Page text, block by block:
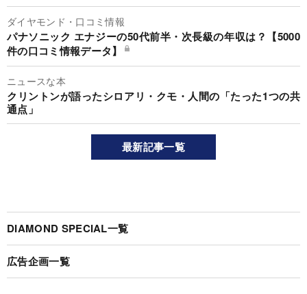
ダイヤモンド・口コミ情報
パナソニック エナジーの50代前半・次長級の年収は？【5000
件の口コミ情報データ】
ニュースな本
クリントンが語ったシロアリ・クモ・人間の「たった1つの共
通点」
最新記事一覧
DIAMOND SPECIAL一覧
広告企画一覧